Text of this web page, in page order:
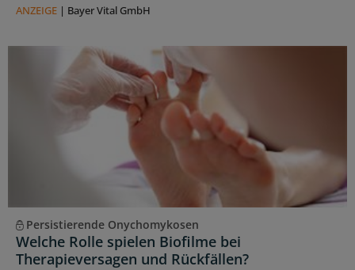
ANZEIGE | Bayer Vital GmbH
Persistierende Onychomykosen
Welche Rolle spielen Biofilme bei
Therapieversagen und Rückfällen?